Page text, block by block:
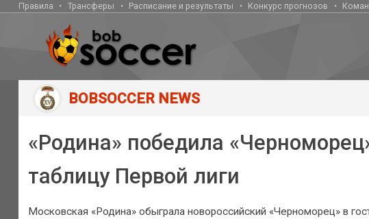
Правила Трансферы Расписание и результаты Конкурс прогнозов
BOBSOCCER NEWS
«Родина» победила
таблицу Первой лиги
Московская «Родина» обыграла новороссийский «Черноморец» в